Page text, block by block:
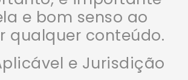
e bom senso ao
qualquer conteúdo.
e Jurisdição